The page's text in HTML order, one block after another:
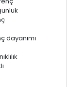
dayanımı